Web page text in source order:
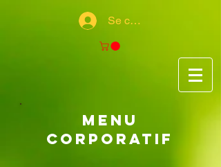
Se connecter
menu
corporatif